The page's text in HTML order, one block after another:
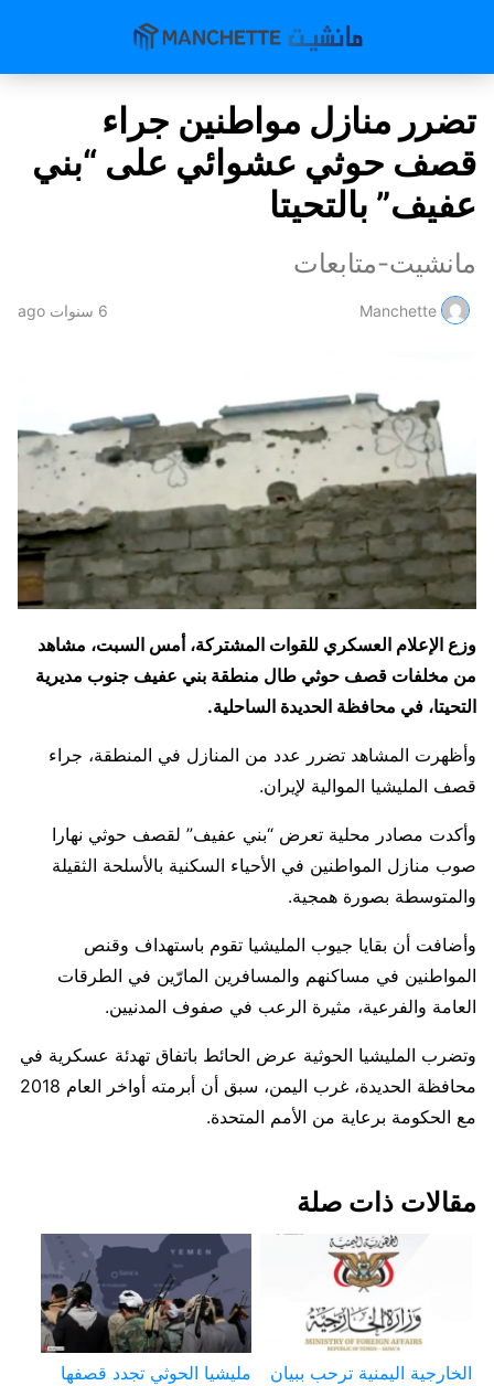
تضرر منازل مواطنين جراء
قصف حوثي عشوائي على “بني
عفيف” بالتحيتا
مانشيت-متابعات
Manchette 6 سنوات ago
وزع الإعلام العسكري للقوات المشتركة، أمس السبت، مشاهد
من مخلفات قصف حوثي طال منطقة بني عفيف جنوب مديرية
التحيتا، في محافظة الحديدة الساحلية.
وأظهرت المشاهد تضرر عدد من المنازل في المنطقة، جراء
قصف المليشيا الموالية لإيران.
وأكدت مصادر محلية تعرض “بني عفيف” لقصف حوثي نهارا
صوب منازل المواطنين في الأحياء السكنية بالأسلحة الثقيلة
والمتوسطة بصورة همجية.
وأضافت أن بقايا جيوب المليشيا تقوم باستهداف وقنص
المواطنين في مساكنهم والمسافرين المارّين في الطرقات
العامة والفرعية، مثيرة الرعب في صفوف المدنيين.
وتضرب المليشيا الحوثية عرض الحائط باتفاق تهدئة عسكرية في
محافظة الحديدة، غرب اليمن، سبق أن أبرمته أواخر العام 2018
مع الحكومة برعاية من الأمم المتحدة.
مقالات ذات صلة
الخارجية اليمنية ترحب ببيان
مليشيا الحوثي تجدد قصفها